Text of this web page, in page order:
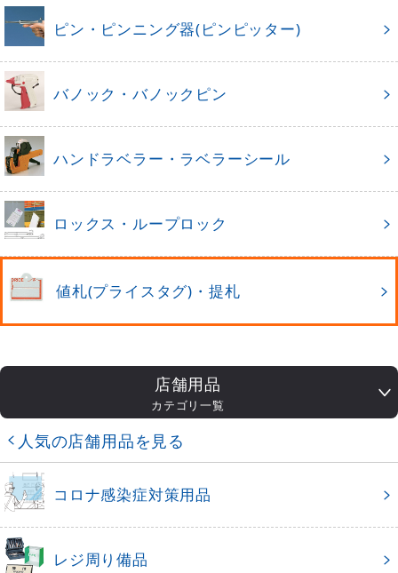
ピン・ピンニング器(ピンピッター)
バノック・バノックピン
ハンドラベラー・ラベラーシール
ロックス・ループロック
値札(プライスタグ)・提札
店舗用品
カテゴリ一覧
人気の店舗用品を見る
コロナ感染症対策用品
レジ周り備品